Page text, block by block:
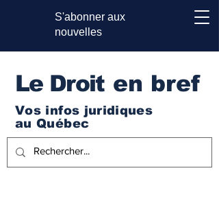
S'abonner aux
nouvelles
Le Droit en bref
Vos infos juridiques
au Québec